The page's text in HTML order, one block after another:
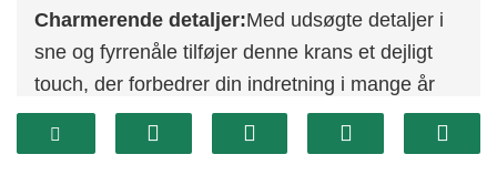
Charmerende detaljer:Med udsøgte detaljer i
sne og fyrrenåle tilføjer denne krans et dejligt
touch, der forbedrer din indretning i mange år
fremover.
Alsidig dekoration: Denne krans er ideel til at